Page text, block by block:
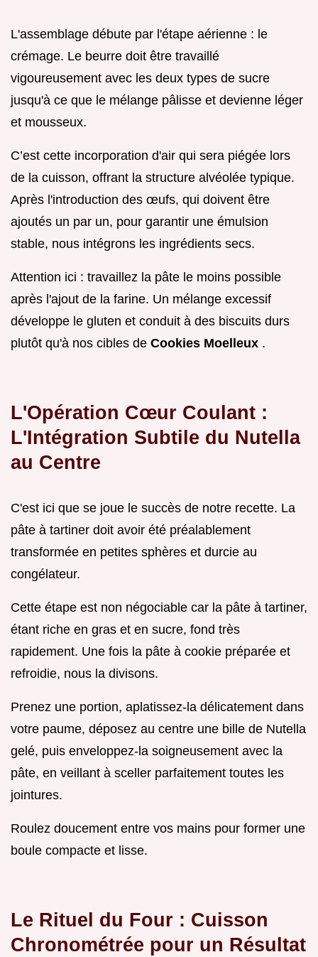
L'assemblage débute par l'étape aérienne : le
crémage. Le beurre doit être travaillé
vigoureusement avec les deux types de sucre
jusqu'à ce que le mélange pâlisse et devienne léger
et mousseux.
C’est cette incorporation d'air qui sera piégée lors
de la cuisson, offrant la structure alvéolée typique.
Après l'introduction des œufs, qui doivent être
ajoutés un par un, pour garantir une émulsion
stable, nous intégrons les ingrédients secs.
Attention ici : travaillez la pâte le moins possible
après l'ajout de la farine. Un mélange excessif
développe le gluten et conduit à des biscuits durs
plutôt qu'à nos cibles de Cookies Moelleux .
L'Opération Cœur Coulant :
L'Intégration Subtile du Nutella
au Centre
C'est ici que se joue le succès de notre recette. La
pâte à tartiner doit avoir été préalablement
transformée en petites sphères et durcie au
congélateur.
Cette étape est non négociable car la pâte à tartiner,
étant riche en gras et en sucre, fond très
rapidement. Une fois la pâte à cookie préparée et
refroidie, nous la divisons.
Prenez une portion, aplatissez-la délicatement dans
votre paume, déposez au centre une bille de Nutella
gelé, puis enveloppez-la soigneusement avec la
pâte, en veillant à sceller parfaitement toutes les
jointures.
Roulez doucement entre vos mains pour former une
boule compacte et lisse.
Le Rituel du Four : Cuisson
Chronométrée pour un Résultat